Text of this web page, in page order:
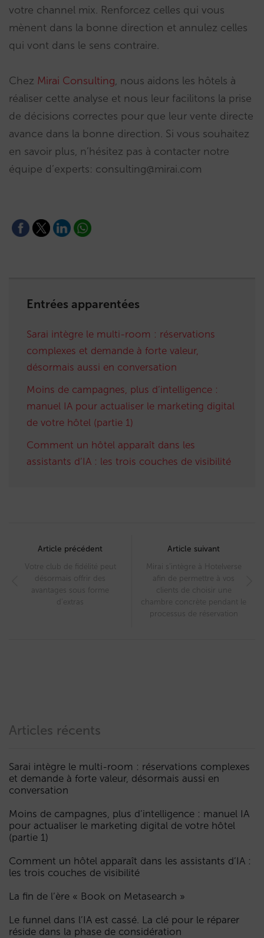
votre channel mix. Renforcez celles qui vous
mènent dans la bonne direction et annulez celles
qui vont dans le sens contraire.
Chez Mirai Consulting, nous aidons les hôtels à
réaliser cette analyse et nous leur facilitons la prise
de décisions correctes pour que leur vente directe
avance dans la bonne direction. Si vous souhaitez
en savoir plus, n’hésitez pas à contacter notre
équipe d’experts: consulting@mirai.com
Entrées apparentées
Sarai intègre le multi-room : réservations
complexes et demande à forte valeur,
désormais aussi en conversation
Moins de campagnes, plus d’intelligence :
manuel IA pour actualiser le marketing digital
de votre hôtel (partie 1)
Comment un hôtel apparaît dans les
assistants d’IA : les trois couches de visibilité
navigation
Article précédent
Votre club de fidélité peut
désormais offrir des
avantages sous forme
d’extras
Article suivant
Mirai s’intègre à Hotelverse
afin de permettre à vos
clients de choisir une
chambre concrète pendant le
processus de réservation
Articles récents
Sarai intègre le multi-room : réservations complexes
et demande à forte valeur, désormais aussi en
conversation
Moins de campagnes, plus d’intelligence : manuel IA
pour actualiser le marketing digital de votre hôtel
(partie 1)
Comment un hôtel apparaît dans les assistants d’IA :
les trois couches de visibilité
La fin de l’ère « Book on Metasearch »
Le funnel dans l’IA est cassé. La clé pour le réparer
réside dans la phase de considération